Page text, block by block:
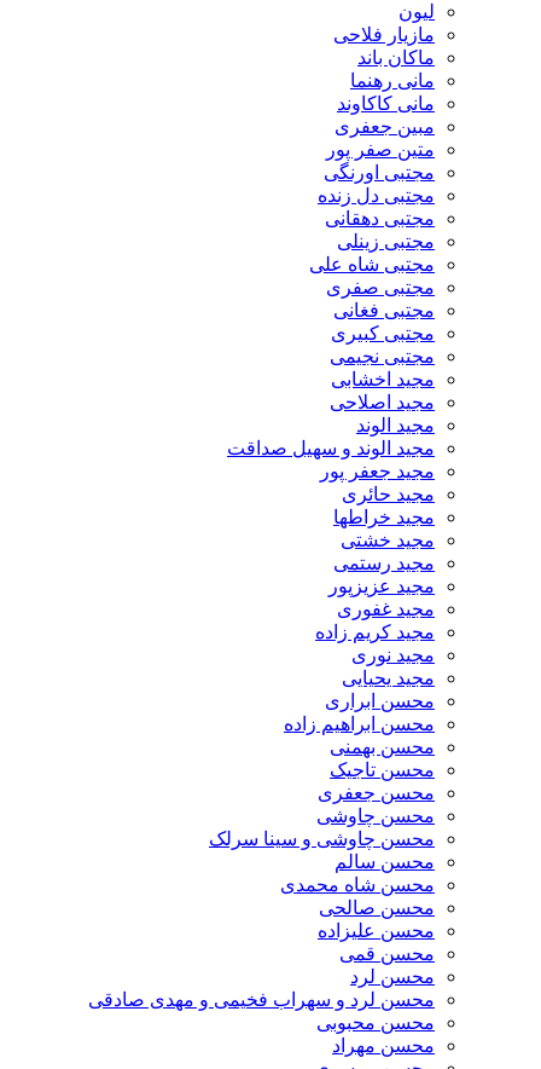
مازیار فلاحی
ماکان باند
مانی رهنما
مانی کاکاوند
مبین جعفری
متین صفر پور
مجتبی اورنگی
مجتبی دل زنده
مجتبی دهقانی
مجتبی زینلی
مجتبی شاه علی
مجتبی صفری
مجتبی فغانی
مجتبی کبیری
مجتبی نجیمی
مجید اخشابی
مجید اصلاحی
مجید الوند‎
مجید الوند و سهیل صداقت
مجید جعفر پور
مجید حائری
مجید خراطها
مجید خشتی
مجید رستمی
مجید عزیزپور
مجید غفوری
مجید کریم زاده
مجید نوری
مجید یحیایی
محسن ابراری
محسن ابراهیم زاده
محسن بهمنی
محسن تاجیک
محسن جعفری
محسن چاوشی
محسن چاوشی و سینا سرلک
محسن سالم
محسن شاه محمدی
محسن صالحی
محسن علیزاده
محسن قمی
محسن لرد
محسن لرد و سهراب فخیمی و مهدی صادقی
محسن محبوبی
محسن مهراد